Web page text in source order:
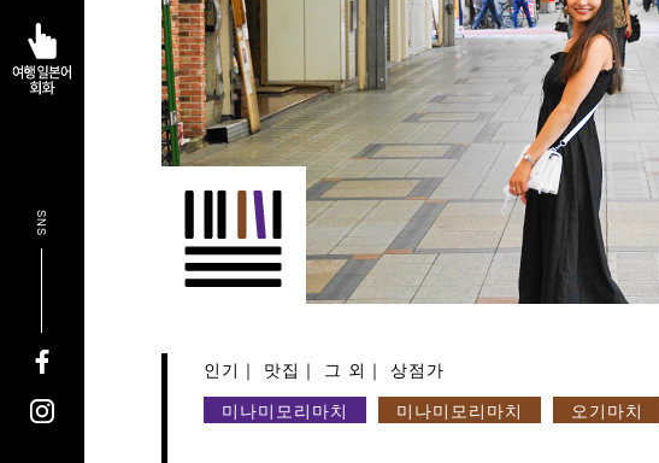
SNS
인기 맛집 그 외 상점가
미나미모리마치 미나미모리마치 오기마치